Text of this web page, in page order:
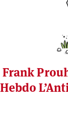
Frank
Hebdo